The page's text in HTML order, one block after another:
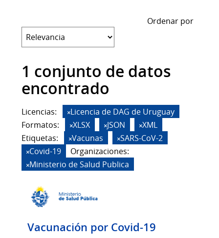
Ordenar por
1 conjunto de datos
encontrado
Licencias:
Licencia de DAG de Uruguay
Formatos:
XLSX JSON
XML
Etiquetas:
Vacunas
SARS-CoV-2
Covid-19
Organizaciones:
Ministerio de Salud Publica
Vacunación por Covid-19